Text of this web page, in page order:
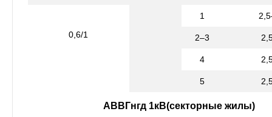
0,6/1
1
2–3
4
5
АВВГнгд 1кВ(секторные жилы)